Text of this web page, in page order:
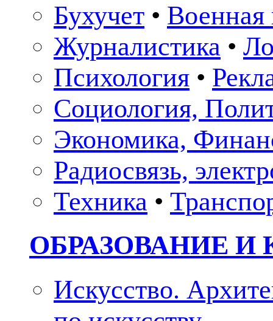
Бухучет • Военная
Журналистика •
Психология •
Социология,
Экономика,
Радиосвязь,
Техника •
ОБРАЗОВАНИЕ И
Искусство.